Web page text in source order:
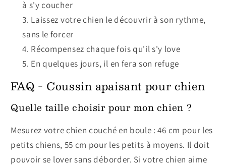
à s'y coucher
Laissez votre chien le découvrir à son rythme,
sans le forcer
Récompensez chaque fois qu'il s'y love
En quelques jours, il en fera son refuge
FAQ - Coussin apaisant pour chien
Quelle taille choisir pour mon chien ?
Mesurez votre chien couché en boule : 46 cm pour les
petits chiens, 55 cm pour les petits à moyens. Il doit
pouvoir se lover sans déborder. Si votre chien aime